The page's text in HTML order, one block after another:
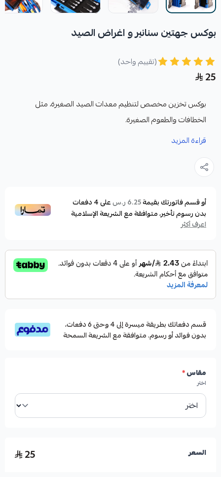
بوكس جهتين سنانير و اغراض الصيد
(تقييم واحد)
25
بوكس تخزين مخصص لتنظيم معدات الصيد الصغيرة، مثل
الخطافات والطعوم الصغيرة.
المميزات:
المحكم
يتميز الصندوق بجهتين الجهة الاول للخطافات الجهة
الثانية للطعوم والرصاص وادوات الصيد الصغيرة
قراءة المزيد
أو قسم فاتورتك بقيمة6.25 ر.س على4دفعات
بدون رسوم تأخير، متوافقة مع الشريعة الإسلامية
اعرف أكثر
قسم دفعاتك بطريقة ميسرة إلى 4 وحتى 6 دفعات،
بدون فوائد أو رسوم. متوافقة مع الشريعة السمحة
مقاس*
اختر
السعر 25